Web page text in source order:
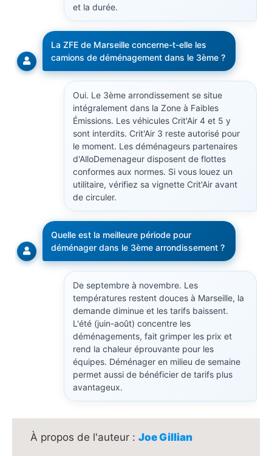
et la durée.
La ZFE de Marseille concerne-t-elle les
camions de déménagement dans le 3ème ?
Oui. Le 3ème arrondissement se situe
intégralement dans la Zone à Faibles
Émissions. Les véhicules Crit'Air 4 et 5 y
sont interdits. Crit'Air 3 reste autorisé pour
le moment. Les déménageurs partenaires
d'AlloDemenageur disposent de flottes
conformes aux normes. Si vous louez un
utilitaire, vérifiez sa vignette Crit'Air avant
de circuler.
Quelle est la meilleure période pour
déménager dans le 3ème arrondissement ?
De septembre à novembre. Les
températures restent douces à Marseille, la
demande diminue et les tarifs baissent.
L'été (juin-août) concentre les
déménagements, fait grimper les prix et
rend la chaleur éprouvante pour les
équipes. Déménager en milieu de semaine
permet aussi de bénéficier de tarifs plus
avantageux.
Joe Gillian